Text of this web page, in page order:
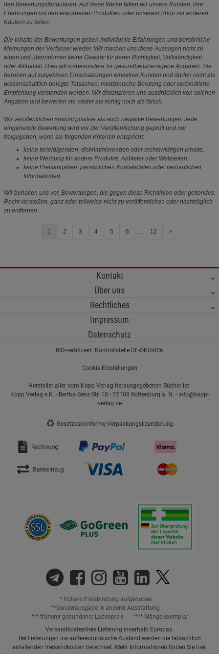
den Bewertungsformularen. Auf diese Weise bitten wir unsere Kunden, ihre
Erfahrungen mit den erworbenen Produkten oder unserem Shop mit anderen
Käufern zu teilen.
Die Inhalte der Bewertungen geben individuelle Erfahrungen und persönliche
Meinungen der Verfasser wieder. Wir machen uns diese Aussagen nicht zu
eigen und übernehmen keine Gewähr für deren Richtigkeit, Vollständigkeit
oder Aktualität. Dies gilt insbesondere für gesundheitsbezogene Angaben: Sie
beruhen auf subjektiven Einschätzungen einzelner Kunden und dürfen nicht als
wissenschaftlich belegte Tatsachen, medizinische Beratung oder verbindliche
Empfehlung verstanden werden. Wir distanzieren uns ausdrücklich von solchen
Angaben und bewerten sie weder als richtig noch als falsch.
Wir veröffentlichen sowohl positive als auch negative Bewertungen. Jede
eingehende Bewertung wird vor der Veröffentlichung geprüft und nur
freigegeben, wenn sie folgenden Kriterien entspricht:
keine beleidigenden, diskriminierenden oder rechtswidrigen Inhalte,
keine Werbung für andere Produkte, Anbieter oder Webseiten,
keine Preisangaben, persönlichen Kontaktdaten oder vertraulichen
Informationen.
Wir behalten uns vor, Bewertungen, die gegen diese Richtlinien oder geltendes
Recht verstoßen, ganz oder teilweise nicht zu veröffentlichen oder nachträglich
zu entfernen.
1 2 3 4 5 6 12 >
Kontakt
Über uns
Rechtliches
Impressum
Datenschutz
BIO-zertifiziert: Kontrollstelle DE-ÖKO-006
Cookie-Einstellungen
Hersteller aller vom Kopp Verlag herausgegebenen Bücher ist:
Kopp Verlag e.K. - Bertha-Benz-Str. 10 - 72108 Rottenburg a. N. - info@kopp-
verlag.de
♻ Gesetzeskonforme Verpackungslizenzierung
* frühere Preisbindung aufgehoben
**Sonderausgabe in anderer Ausstattung
*** früherer gebundener Ladenpreis
**** Mängelexemplar
Versandkostenfreie Lieferung innerhalb Europas.
Bei Lieferungen ins außereuropäische Ausland werden die tatsächlich
anfallenden Versandkosten berechnet. Mehr Informationen finden Sie hier.